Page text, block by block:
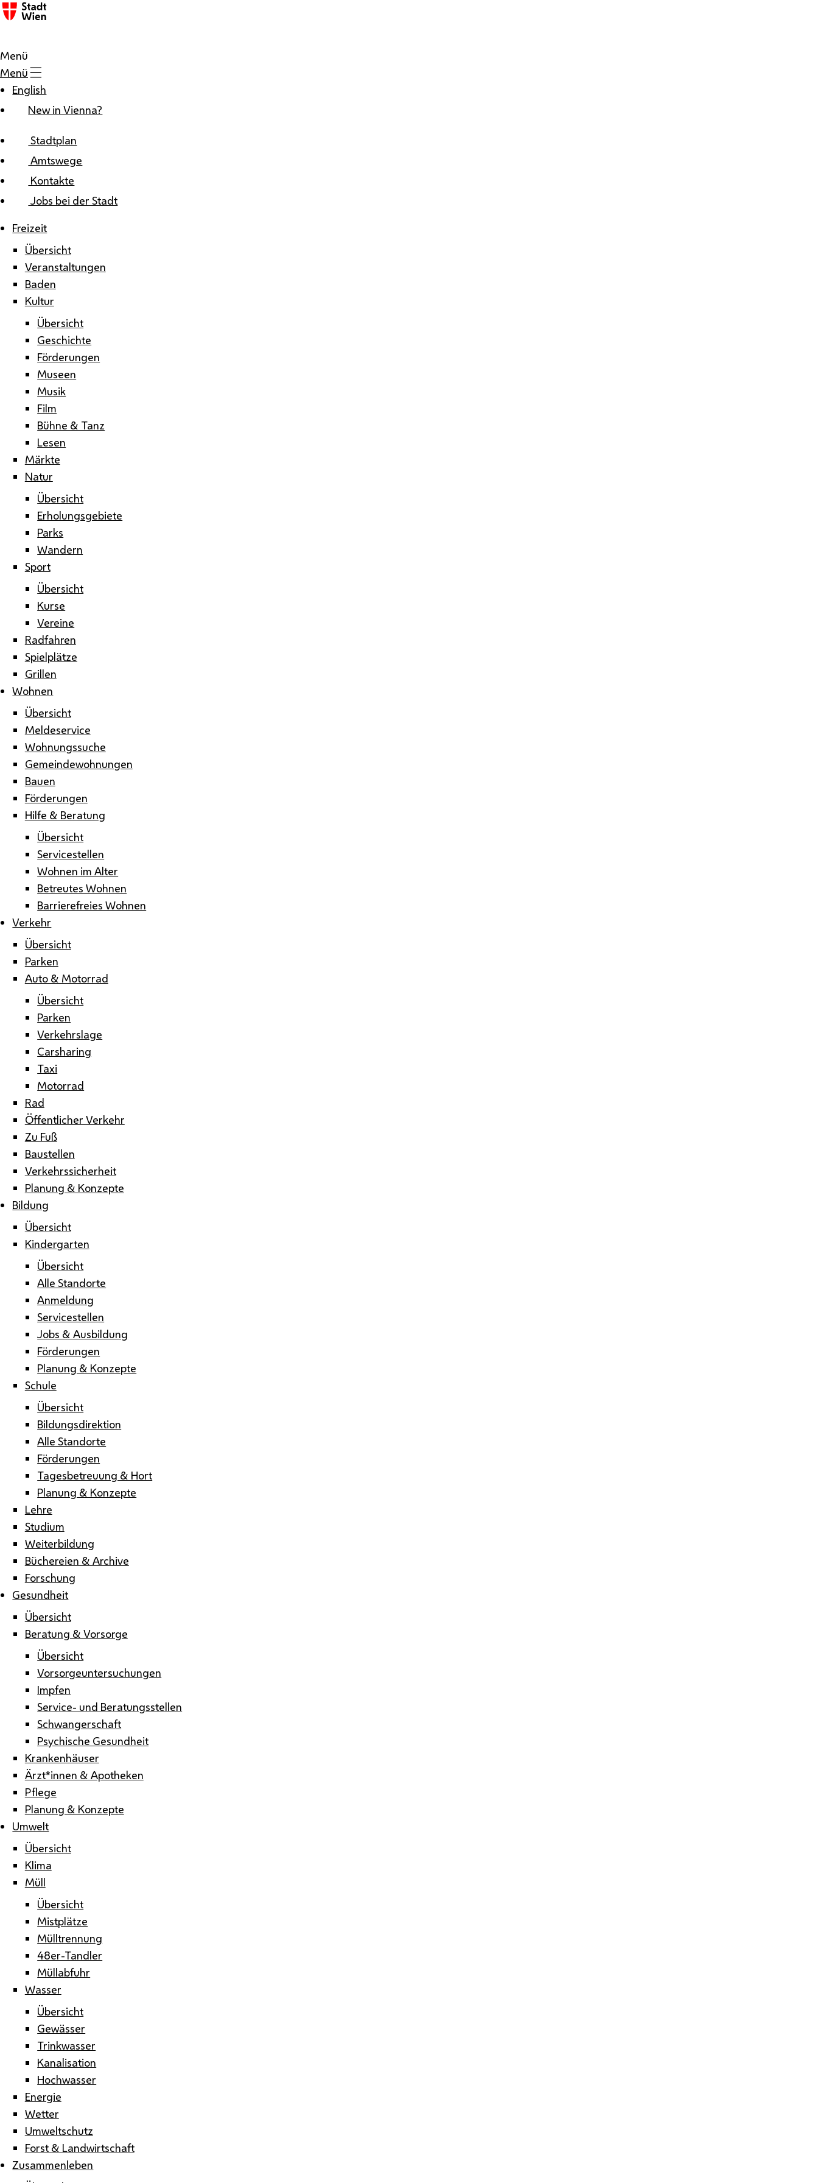
Zum Inhalt
Menü
Menü
English
New in Vienna?
Stadtplan
Amtswege
Kontakte
Jobs bei der Stadt
Freizeit
Übersicht
Veranstaltungen
Baden
Kultur
Übersicht
Geschichte
Förderungen
Museen
Musik
Film
Bühne & Tanz
Lesen
Märkte
Natur
Übersicht
Erholungsgebiete
Parks
Wandern
Sport
Übersicht
Kurse
Vereine
Radfahren
Spielplätze
Grillen
Wohnen
Übersicht
Meldeservice
Wohnungssuche
Gemeindewohnungen
Bauen
Förderungen
Hilfe & Beratung
Übersicht
Servicestellen
Wohnen im Alter
Betreutes Wohnen
Barrierefreies Wohnen
Verkehr
Übersicht
Parken
Auto & Motorrad
Übersicht
Parken
Verkehrslage
Carsharing
Taxi
Motorrad
Rad
Öffentlicher Verkehr
Zu Fuß
Baustellen
Verkehrssicherheit
Planung & Konzepte
Bildung
Übersicht
Kindergarten
Übersicht
Alle Standorte
Anmeldung
Servicestellen
Jobs & Ausbildung
Förderungen
Planung & Konzepte
Schule
Übersicht
Bildungsdirektion
Alle Standorte
Förderungen
Tagesbetreuung & Hort
Planung & Konzepte
Lehre
Studium
Weiterbildung
Büchereien & Archive
Forschung
Gesundheit
Übersicht
Beratung & Vorsorge
Übersicht
Vorsorgeuntersuchungen
Impfen
Service- und Beratungsstellen
Schwangerschaft
Psychische Gesundheit
Krankenhäuser
Ärzt*innen & Apotheken
Pflege
Planung & Konzepte
Umwelt
Übersicht
Klima
Müll
Übersicht
Mistplätze
Mülltrennung
48er-Tandler
Müllabfuhr
Wasser
Übersicht
Gewässer
Trinkwasser
Kanalisation
Hochwasser
Energie
Wetter
Umweltschutz
Forst & Landwirtschaft
Zusammenleben